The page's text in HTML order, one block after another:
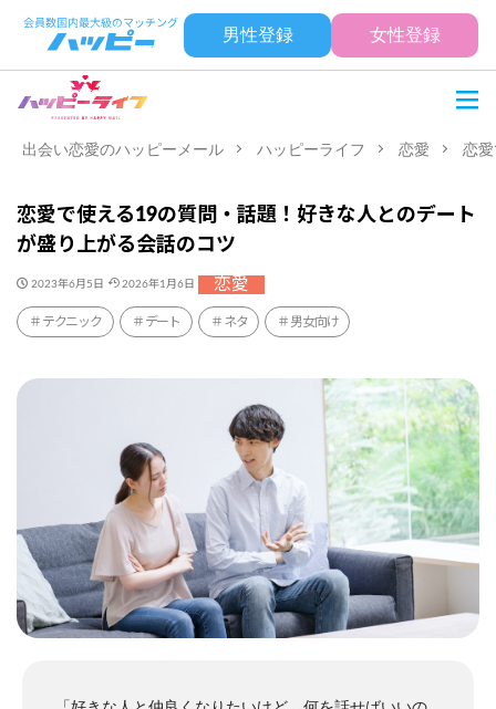
男性登録 女性登録
出会い恋愛のハッピーメール ハッピーライフ 恋愛 恋
恋愛で使える19の質問・話題！好きな人とのデート
が盛り上がる会話のコツ
2023年6月5日 2026年1月6日 恋愛
テクニック デート ネタ 男女向け